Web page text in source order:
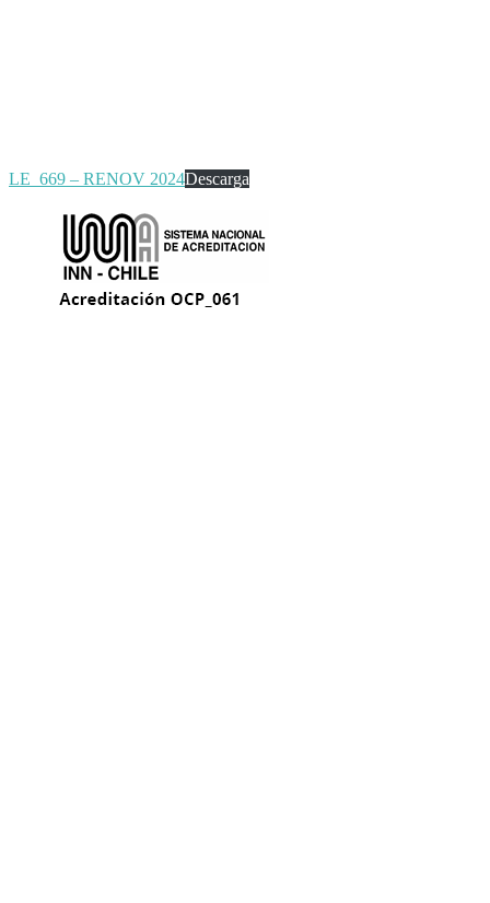
LE_669 – RENOV 2024Descarga